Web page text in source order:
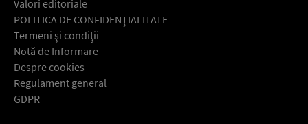
Valori editoriale
POLITICA DE CONFIDENŢIALITATE
Termeni şi condiţii
Notă de Informare
Despre cookies
Regulament general
GDPR